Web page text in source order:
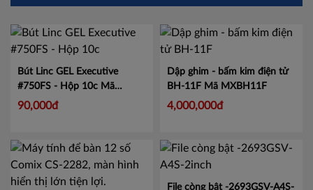
Bút Linc GEL Executive
#750FS - Hộp 10cMã
LIN750
Dập ghim - bấm kim điện tử
BH-11F Mã MXBH11F
4,000,000đ